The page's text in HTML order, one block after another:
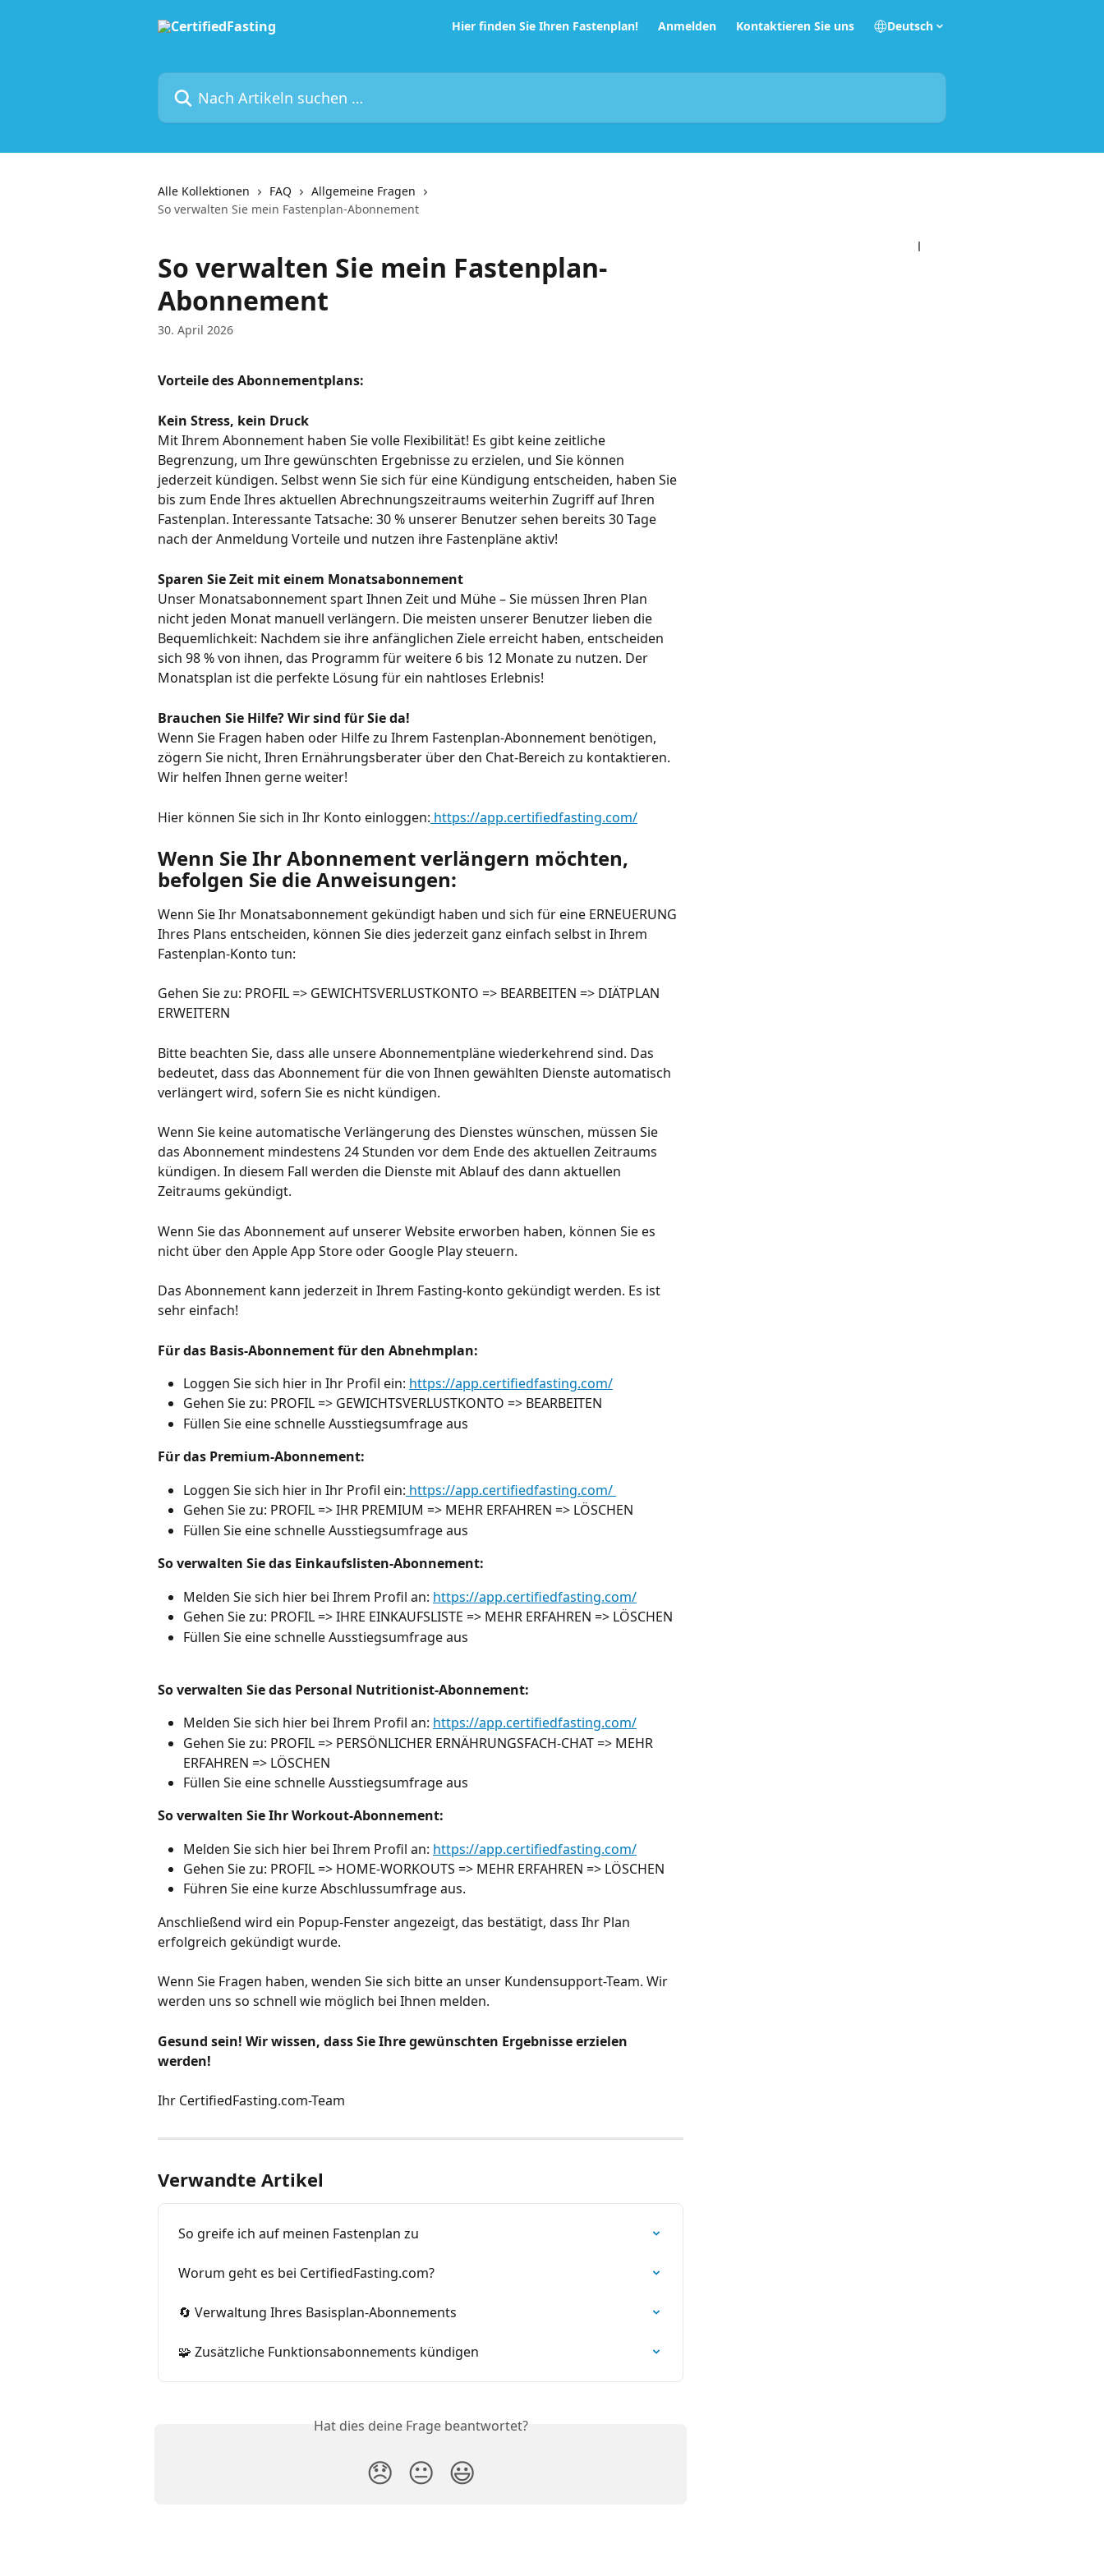
Hier finden Sie Ihren Fastenplan! Anmelden Kontaktieren Sie uns Deutsch
Nach Artikeln suchen …
Alle Kollektionen FAQ
Allgemeine Fragen
So verwalten Sie mein Fastenplan-Abonnement
So verwalten Sie mein Fastenplan-
Abonnement
30. April 2026
Vorteile des Abonnementplans:
Kein Stress, kein Druck
Mit Ihrem Abonnement haben Sie volle Flexibilität! Es gibt keine zeitliche
Begrenzung, um Ihre gewünschten Ergebnisse zu erzielen, und Sie können
jederzeit kündigen. Selbst wenn Sie sich für eine Kündigung entscheiden, haben Sie
bis zum Ende Ihres aktuellen Abrechnungszeitraums weiterhin Zugriff auf Ihren
Fastenplan. Interessante Tatsache: 30 % unserer Benutzer sehen bereits 30 Tage
nach der Anmeldung Vorteile und nutzen ihre Fastenpläne aktiv!
Sparen Sie Zeit mit einem Monatsabonnement
Unser Monatsabonnement spart Ihnen Zeit und Mühe – Sie müssen Ihren Plan
nicht jeden Monat manuell verlängern. Die meisten unserer Benutzer lieben die
Bequemlichkeit: Nachdem sie ihre anfänglichen Ziele erreicht haben, entscheiden
sich 98 % von ihnen, das Programm für weitere 6 bis 12 Monate zu nutzen. Der
Monatsplan ist die perfekte Lösung für ein nahtloses Erlebnis!
Brauchen Sie Hilfe? Wir sind für Sie da!
Wenn Sie Fragen haben oder Hilfe zu Ihrem Fastenplan-Abonnement benötigen,
zögern Sie nicht, Ihren Ernährungsberater über den Chat-Bereich zu kontaktieren.
Wir helfen Ihnen gerne weiter!
Hier können Sie sich in Ihr Konto einloggen: https://app.certifiedfasting.com/
Wenn Sie Ihr Abonnement verlängern möchten,
befolgen Sie die Anweisungen:
Wenn Sie Ihr Monatsabonnement gekündigt haben und sich für eine ERNEUERUNG
Ihres Plans entscheiden, können Sie dies jederzeit ganz einfach selbst in Ihrem
Fastenplan-Konto tun:
Gehen Sie zu: PROFIL => GEWICHTSVERLUSTKONTO => BEARBEITEN => DIÄTPLAN
ERWEITERN
Bitte beachten Sie, dass alle unsere Abonnementpläne wiederkehrend sind. Das
bedeutet, dass das Abonnement für die von Ihnen gewählten Dienste automatisch
verlängert wird, sofern Sie es nicht kündigen.
Wenn Sie keine automatische Verlängerung des Dienstes wünschen, müssen Sie
das Abonnement mindestens 24 Stunden vor dem Ende des aktuellen Zeitraums
kündigen. In diesem Fall werden die Dienste mit Ablauf des dann aktuellen
Zeitraums gekündigt.
Wenn Sie das Abonnement auf unserer Website erworben haben, können Sie es
nicht über den Apple App Store oder Google Play steuern.
Das Abonnement kann jederzeit in Ihrem Fasting-konto gekündigt werden. Es ist
sehr einfach!
Für das Basis-Abonnement für den Abnehmplan:
Loggen Sie sich hier in Ihr Profil ein: https://app.certifiedfasting.com/
Gehen Sie zu: PROFIL => GEWICHTSVERLUSTKONTO => BEARBEITEN
Füllen Sie eine schnelle Ausstiegsumfrage aus
Für das Premium-Abonnement:
Loggen Sie sich hier in Ihr Profil ein: https://app.certifiedfasting.com/
Gehen Sie zu: PROFIL => IHR PREMIUM => MEHR ERFAHREN => LÖSCHEN
Füllen Sie eine schnelle Ausstiegsumfrage aus
So verwalten Sie das Einkaufslisten-Abonnement:
Melden Sie sich hier bei Ihrem Profil an: https://app.certifiedfasting.com/
Gehen Sie zu: PROFIL => IHRE EINKAUFSLISTE => MEHR ERFAHREN => LÖSCHEN
Füllen Sie eine schnelle Ausstiegsumfrage aus
So verwalten Sie das Personal Nutritionist-Abonnement:
Melden Sie sich hier bei Ihrem Profil an: https://app.certifiedfasting.com/
Gehen Sie zu: PROFIL => PERSÖNLICHER ERNÄHRUNGSFACH-CHAT => MEHR
ERFAHREN => LÖSCHEN
Füllen Sie eine schnelle Ausstiegsumfrage aus
So verwalten Sie Ihr Workout-Abonnement:
Melden Sie sich hier bei Ihrem Profil an: https://app.certifiedfasting.com/
Gehen Sie zu: PROFIL => HOME-WORKOUTS => MEHR ERFAHREN => LÖSCHEN
Führen Sie eine kurze Abschlussumfrage aus.
Anschließend wird ein Popup-Fenster angezeigt, das bestätigt, dass Ihr Plan
erfolgreich gekündigt wurde.
Wenn Sie Fragen haben, wenden Sie sich bitte an unser Kundensupport-Team. Wir
werden uns so schnell wie möglich bei Ihnen melden.
Gesund sein! Wir wissen, dass Sie Ihre gewünschten Ergebnisse erzielen
werden!
Ihr CertifiedFasting.com-Team
Verwandte Artikel
So greife ich auf meinen Fastenplan zu
Worum geht es bei CertifiedFasting.com?
🔄 Verwaltung Ihres Basisplan-Abonnements
🧩 Zusätzliche Funktionsabonnements kündigen
Hat dies deine Frage beantwortet?
😞 😐 😃